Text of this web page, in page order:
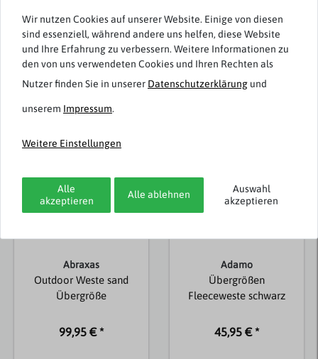
Abraxas
Outdoor Weste sand
Übergröße
99,95 € *
Adamo
Übergrößen
Fleeceweste schwarz
45,95 € *
Wir nutzen Cookies auf unserer Website. Einige von diesen
sind essenziell, während andere uns helfen, diese Website
und Ihre Erfahrung zu verbessern. Weitere Informationen zu
den von uns verwendeten Cookies und Ihren Rechten als
Nutzer finden Sie in unserer Daten­schutz­erklärung und
unserem Impressum.
Weitere Einstellungen
Alle
akzeptieren
Alle ablehnen
Auswahl
akzeptieren